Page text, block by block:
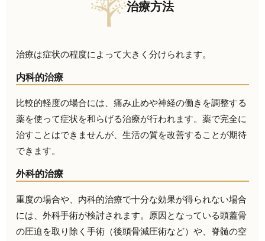
治療方法
治療は症状の程度によって大きく分けられます。
内科的治療
比較的軽度の場合には、痛み止めや神経の働きを調整する
薬を使って症状を和らげる治療が行われます。薬で完全に
治すことはできませんが、生活の質を改善することが期待
できます。
外科的治療
重度の場合や、内科的治療で十分な効果が得られない場合
には、外科手術が検討されます。原因となっている頭蓋骨
の圧迫を取り除く手術（後頭骨減圧術など）や、脊髄の空